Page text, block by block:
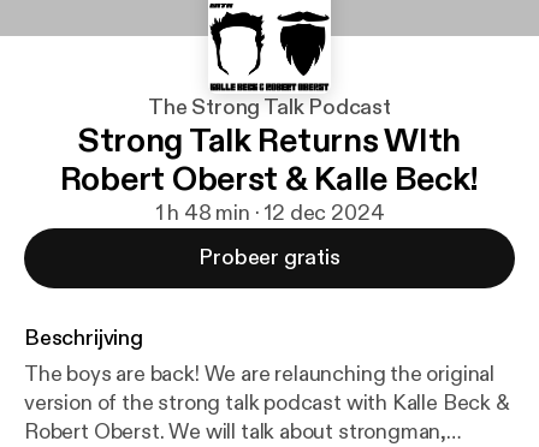
The Strong Talk Podcast
Strong Talk Returns WIth
Robert Oberst & Kalle Beck!
1 h 48 min · 12 dec 2024
Probeer gratis
Beschrijving
The boys are back! We are relaunching the original
version of the strong talk podcast with Kalle Beck &
Robert Oberst. We will talk about strongman,